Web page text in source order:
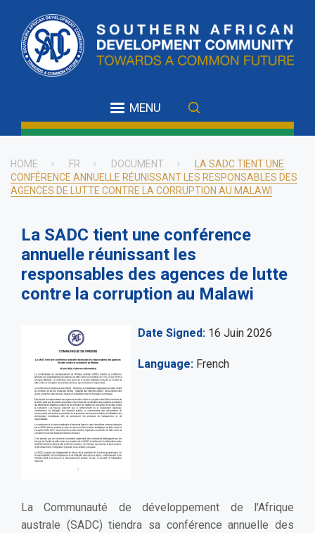
main
content
MENU
Breadcrumb
HOME FR DOCUMENT
LA SADC TIENT UNE
CONFÉRENCE ANNUELLE RÉUNISSANT LES RESPONSABLES DES
AGENCES DE LUTTE CONTRE LA CORRUPTION AU MALAWI
La SADC tient une conférence
annuelle réunissant les
responsables des agences de lutte
contre la corruption au Malawi
Date Signed 16 Juin 2026
Language French
La Communauté de développement de l'Afrique
australe (SADC) tiendra sa conférence annuelle des